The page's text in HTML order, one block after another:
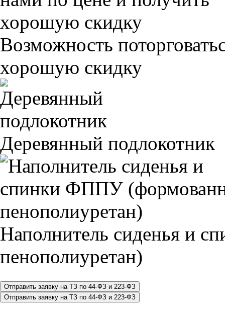
Возможность
хорошую скидку
Деревянный подлокотник
Наполнитель сиденья и
пенополиуретан)